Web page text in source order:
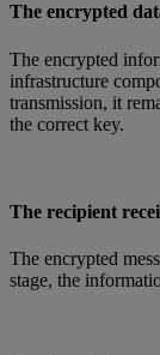
The encrypted
The encrypted
infrastructure
transmission, it
the correct key.
The recipient
The encrypted
stage, the